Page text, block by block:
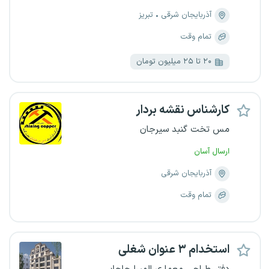
آذربایجان شرقی
تبریز
تمام وقت
۲۰ تا ۲۵ میلیون تومان
کارشناس نقشه بردار
مس تخت گنبد سیرجان
ارسال آسان
آذربایجان شرقی
تمام وقت
استخدام ۳ عنوان شغلی